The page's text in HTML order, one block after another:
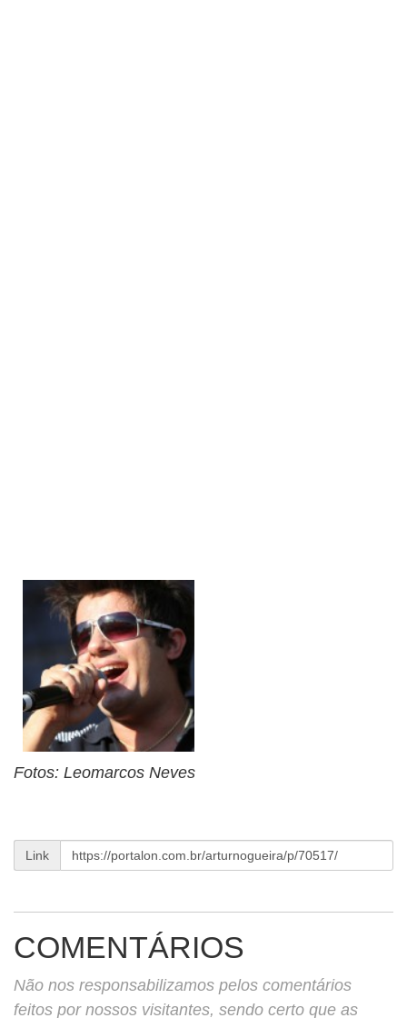
Fotos: Leomarcos Neves
Link
COMENTÁRIOS
Não nos responsabilizamos pelos comentários
feitos por nossos visitantes, sendo certo que as